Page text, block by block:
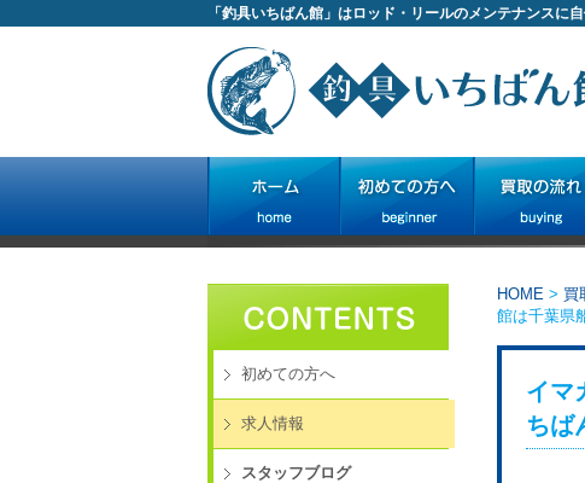
「釣具いちばん館」はロッド・リールのメンテナンスに
HOME > 買
館は千葉県
イマ
ちば
初めての方へ
求人情報
スタッフブログ